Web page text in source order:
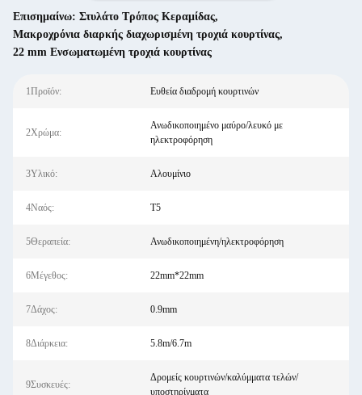
Επισημαίνω: Στυλάτο Τρόπος Κεραμίδας,
Μακροχρόνια διαρκής διαχωρισμένη τροχιά κουρτίνας,
22 mm Ενσωματωμένη τροχιά κουρτίνας
1Προϊόν: Ευθεία διαδρομή κουρτινών
2Χρώμα:
Ανωδικοποιημένο μαύρο/λευκό με
ηλεκτροφόρηση
3Υλικό: Αλουμίνιο
4Ναός: Τ5
5Θεραπεία: Ανωδικοποιημένη/ηλεκτροφόρηση
6Μέγεθος: 22mm*22mm
7Δάχος: 0.9mm
8Διάρκεια: 5.8m/6.7m
9Συσκευές:
Δρομείς κουρτινών/καλύμματα τελών/
υποστηρίγματα